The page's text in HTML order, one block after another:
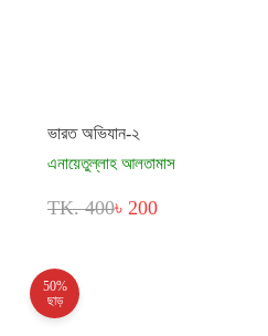
ভারত অভিযান-২
এনায়েতুল্লাহ আলতামাস
TK. 400৳ 200
50%
ছাড়